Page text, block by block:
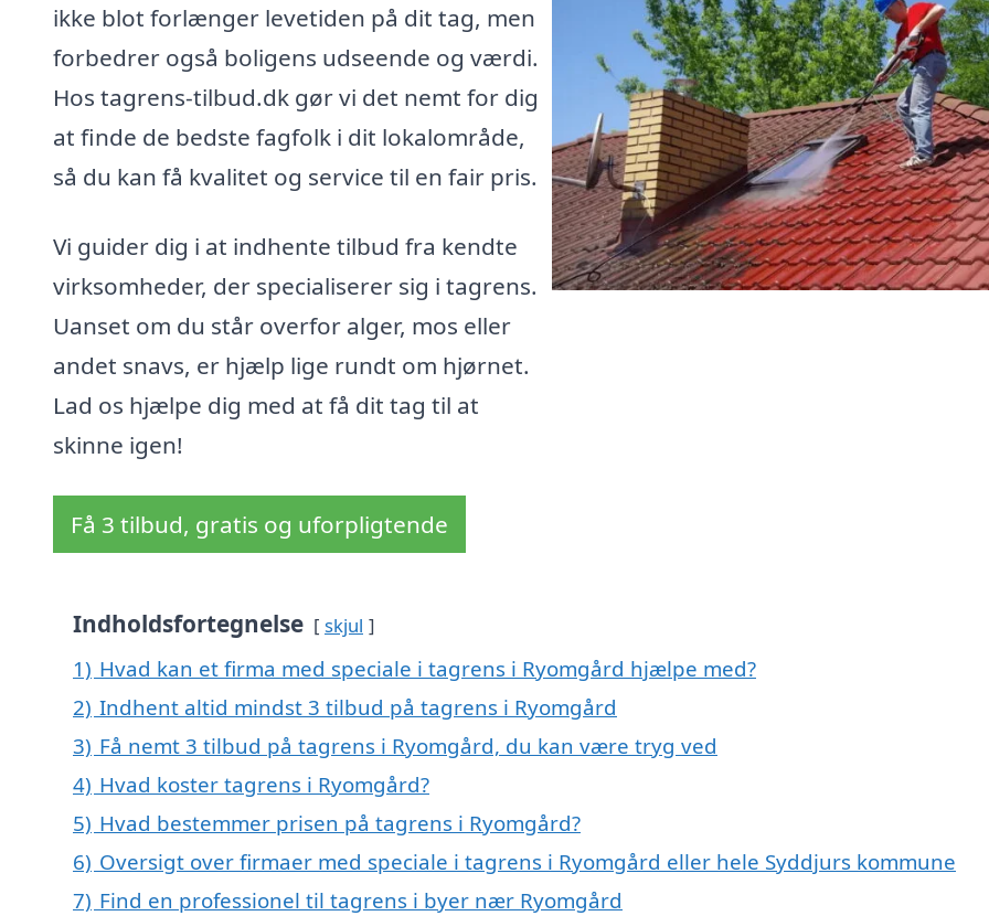
ikke blot forlænger levetiden på dit tag, men
forbedrer også boligens udseende og værdi.
Hos tagrens-tilbud.dk gør vi det nemt for dig
at finde de bedste fagfolk i dit lokalområde,
så du kan få kvalitet og service til en fair pris.
Vi guider dig i at indhente tilbud fra kendte
virksomheder, der specialiserer sig i tagrens.
Uanset om du står overfor alger, mos eller
andet snavs, er hjælp lige rundt om hjørnet.
Lad os hjælpe dig med at få dit tag til at
skinne igen!
Få 3 tilbud, gratis og uforpligtende
Indholdsfortegnelse skjul
1) Hvad kan et firma med speciale i tagrens i Ryomgård hjælpe med?
2) Indhent altid mindst 3 tilbud på tagrens i Ryomgård
3) Få nemt 3 tilbud på tagrens i Ryomgård, du kan være tryg ved
4) Hvad koster tagrens i Ryomgård?
5) Hvad bestemmer prisen på tagrens i Ryomgård?
6) Oversigt over firmaer med speciale i tagrens i Ryomgård eller hele Syddjurs kommune
7) Find en professionel til tagrens i byer nær Ryomgård